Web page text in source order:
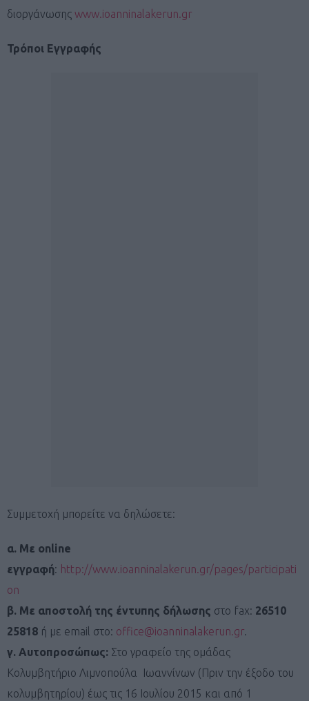
διοργάνωσης www.ioanninalakerun.gr
Τρόποι Εγγραφής
Συμμετοχή μπορείτε να δηλώσετε:
α. Με οnline
εγγραφή: http://www.ioanninalakerun.gr/pages/participati
on
β. Με αποστολή της έντυπης δήλωσης στο fax: 26510
25818 ή με email στο: office@ioanninalakerun.gr.
γ. Αυτοπροσώπως: Στο γραφείο της ομάδας
Κολυμβητήριο Λιμνοπούλα Ιωαννίνων (Πριν την έξοδο του
κολυμβητηρίου) έως τις 16 Ιουλίου 2015 και από 1